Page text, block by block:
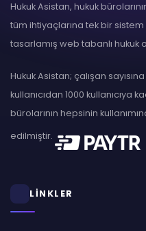
Hukuk Asistan, hukuk
tüm ihtiyaçlarına tek bir
tasarlamış web tabanlı hukuk
Hukuk Asistan; çalışan
kullanıcıdan 1000 kullanıcıya
bürolarının hepsinin
edilmiştir.
LİNKLER